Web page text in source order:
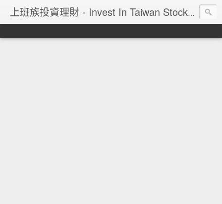
上班族投資理財 - Invest In Taiwan Stock Market